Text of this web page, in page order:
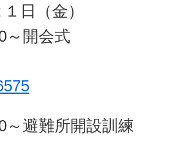
日（金）
～開会式
～避難所開設訓練